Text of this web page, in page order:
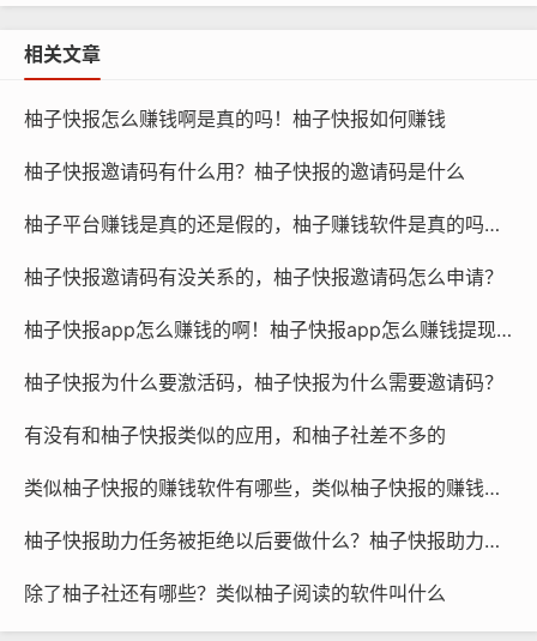
相关文章
柚子快报怎么赚钱啊是真的吗！柚子快报如何赚钱
柚子快报邀请码有什么用？柚子快报的邀请码是什么
柚子平台赚钱是真的还是假的，柚子赚钱软件是真的吗还是假的？
柚子快报邀请码有没关系的，柚子快报邀请码怎么申请？
柚子快报app怎么赚钱的啊！柚子快报app怎么赚钱提现到微信
柚子快报为什么要激活码，柚子快报为什么需要邀请码？
有没有和柚子快报类似的应用，和柚子社差不多的
类似柚子快报的赚钱软件有哪些，类似柚子快报的赚钱软件是真的吗
柚子快报助力任务被拒绝以后要做什么？柚子快报助力的昵称是什么
除了柚子社还有哪些？类似柚子阅读的软件叫什么